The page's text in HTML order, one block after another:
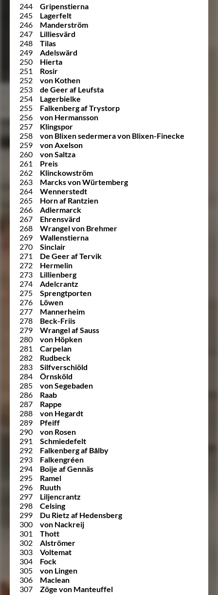
244
Gripenstierna
245
Lagerfelt
246
Manderström
247
Lilliesvärd
248
Tilas
249
Adelswärd
250
Hierta
251
Rosir
252
von Kothen
253
de Geer af Leufsta
254
Lagerbielke
255
Falkenberg af Trystorp
256
von Hermansson
257
Klingspor
258
von Blixen sedermera von Blixen-Finecke
259
von Axelson
260
von Saltza
261
Preis
262
Klinckowström
263
Marcks von Würtemberg
264
Wennerstedt
265
Horn af Rantzien
266
Adlermarck
267
Ehrensvärd
268
Wrangel von Brehmer
269
Wallenstierna
270
Sinclair
271
De Geer af Tervik
272
Hermelin
273
Lillienberg
274
Adelcrantz
275
Sprengtporten
276
Löwen
277
Mannerheim
278
Beck-Friis
279
Wrangel af Sauss
280
von Höpken
281
Carpelan
282
Rudbeck
283
Silfverschiöld
284
Örnsköld
285
von Segebaden
286
Raab
287
Rappe
288
von Hegardt
289
Pfeiff
290
von Rosen
291
Schmiedefelt
292
Falkenberg af Bålby
293
Falkengréen
294
Boije af Gennäs
295
Ramel
296
Ruuth
297
Liljencrantz
298
Celsing
299
Du Rietz af Hedensberg
300
von Nackreij
301
Thott
302
Alströmer
303
Voltemat
304
Fock
305
von Lingen
306
Maclean
307
Zöge von Manteuffel